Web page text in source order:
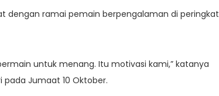
dengan ramai pemain berpengalaman di peringkat
untuk menang. Itu motivasi kami,” katanya
Jumaat 10 Oktober.